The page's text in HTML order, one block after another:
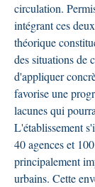
circulation.
intégrant ces
théorique
des situations de
d'appliquer
favorise une
lacunes qui
L'établissement
40 agences et
principalement
urbains. Cette